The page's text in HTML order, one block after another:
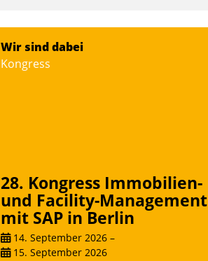
Wir sind dabei
Kongress
28. Kongress Immobilien-
und Facility-Management
mit SAP in Berlin
14. September 2026 –
15. September 2026